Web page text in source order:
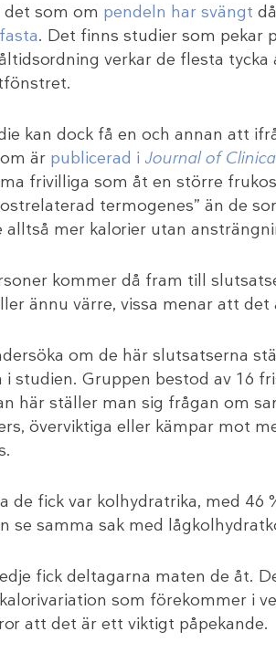
det som om pendeln har svängt
. Det finns studier som pekar
verkar de flesta
kan dock få en och annan att
är publicerad i Journal of
frivilliga som åt en större
termogenes” än de
alltså mer kalorier utan
kommer då fram till
ännu värre, vissa menar att
om de här slutsatserna
i studien. Gruppen bestod av 16
här ställer man sig frågan om
överviktiga eller kämpar mot
de fick var kolhydratrika, med
se samma sak med
fick deltagarna maten de åt.
som förekommer i
att det är ett viktigt påpekande.